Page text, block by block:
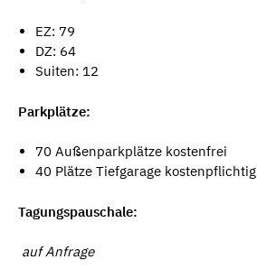
EZ: 79
DZ: 64
Suiten: 12
Parkplätze:
70 Außenparkplätze kostenfrei
40 Plätze Tiefgarage kostenpflichtig
Tagungspauschale:
auf Anfrage